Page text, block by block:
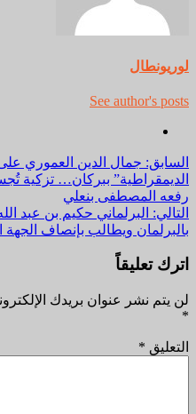
لوريونطال
See author's posts
مواصلة
القراءة
السابق: جمال الدين العموري
الديمقراطية” ببركان… تزكية
رفعه المصطفى بنعلي
التالي: البرلماني حكيم بن عبد
بالبرلمان ويطالب بإنصاف الجهة
اترك تعليقاً
لن يتم نشر عنوان بريدك
*
التعليق *